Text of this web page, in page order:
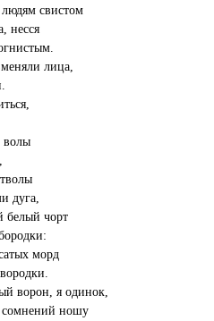
свистом
несся
лица,
волы
дуга,
белый чорт
морд
ворон, я одинок,
ношу